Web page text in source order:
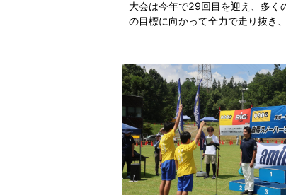
大会は今年で29回目を迎え、多く
の目標に向かって全力で走り抜き